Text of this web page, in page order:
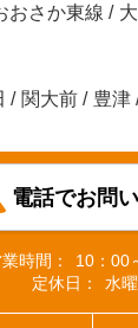
おさか東線 /
/ 関大前 / 豊津
電話でお問
時間：
10：00
定休日：
水